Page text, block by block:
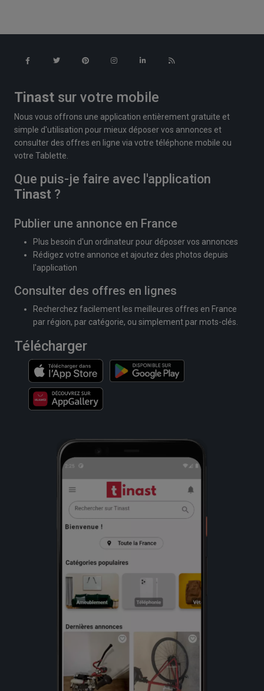
Tinast sur votre mobile
Nous vous offrons une application entièrement gratuite et
simple d'utilisation pour mieux déposer vos annonces et
consulter des offres en ligne via votre téléphone mobile ou
votre Tablette.
Que puis-je faire avec l'application
Tinast ?
Publier une annonce en France
Plus besoin d'un ordinateur pour déposer vos annonces
Rédigez votre annonce et ajoutez des photos depuis
l'application
Consulter des offres en lignes
Recherchez facilement les meilleures offres en France
par région, par catégorie, ou simplement par mots-clés.
Télécharger